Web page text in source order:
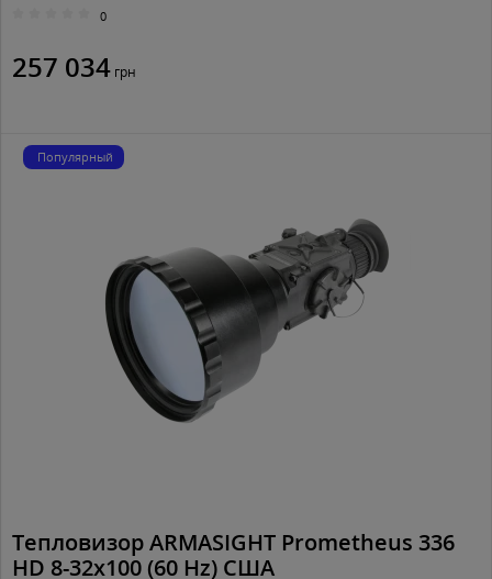
0
257 034 грн
Популярный
Тепловизор ARMASIGHT Prometheus 336
HD 8-32x100 (60 Hz) США